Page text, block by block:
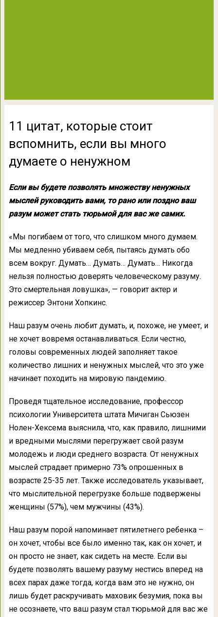
11 цитат, которые стоит
вспомнить, еcли вы много
думаете о ненужном
Если вы будете позволять множеству ненужных
мыслей руководить вами, то рано или поздно ваш
разум может стать тюрьмой для вас же самих.
«Мы погибаем от того, что слишком много думаем.
Мы медленно убиваем себя, пытаясь думать обо
всем вокруг. Думать… Думать… Думать… Никогда
нельзя полностью доверять человеческому разуму.
Это смертельная ловушка», — говорит актер и
режиссер Энтони Хопкинс.
Наш разум очень любит думать, и, похоже, не умеет, и
не хочет вовремя останавливаться. Если честно,
головы современных людей заполняет такое
количество лишних и ненужных мыслей, что это уже
начинает походить на мировую пандемию.
Проведя тщательное исследование, профессор
психологии Университета штата Мичиган Сьюзен
Нолен-Хексема выяснила, что, как правило, лишними
и вредными мыслями перегружает свой разум
молодежь и люди среднего возраста. От ненужных
мыслей страдает примерно 73% опрошенных в
возрасте 25-35 лет. Также исследователь указывает,
что мыслительной перегрузке больше подвержены
женщины (57%), чем мужчины (43%).
Наш разум порой напоминает пятилетнего ребенка –
он хочет, чтобы все было именно так, как он хочет, и
он просто не знает, как сидеть на месте. Если вы
будете позволять вашему разуму нестись вперед на
всех парах даже тогда, когда вам это не нужно, он
лишь будет раскручивать маховик безумия, пока вы
не осознаете, что ваш разум стал тюрьмой для вас же